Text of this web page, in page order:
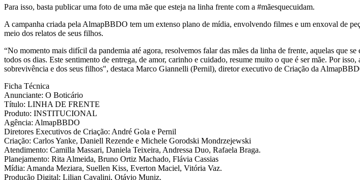
Para isso, basta publicar uma foto de uma mãe que esteja na linha frente com a #mãesquecuidam.
A campanha criada pela AlmapBBDO tem um extenso plano de mídia, envolvendo filmes e um enxoval de
meio dos relatos de seus filhos.
“No momento mais difícil da pandemia até agora, resolvemos falar das mães da linha de frente, aquelas que
todos os dias. Este sentimento de entrega, de amor, carinho e cuidado, resume muito o que é ser mãe. Por
sobrevivência e dos seus filhos", destaca Marco Giannelli (Pernil), diretor executivo de Criação da
Ficha Técnica
Anunciante: O Boticário
Título: LINHA DE FRENTE
Produto: INSTITUCIONAL
Agência: AlmapBBDO
Diretores Executivos de Criação: André Gola e Pernil
Criação: Carlos Yanke, Daniell Rezende e Michele Gorodski Mondrzejewski
Atendimento: Camilla Massari, Daniela Teixeira, Andressa Duo, Rafaela Braga.
Planejamento: Rita Almeida, Bruno Ortiz Machado, Flávia Cassias
Mídia: Amanda Meziara, Suellen Kiss, Everton Maciel, Vitória Vaz.
Produção Digital: Lilian Cavalini, Otávio Muniz.